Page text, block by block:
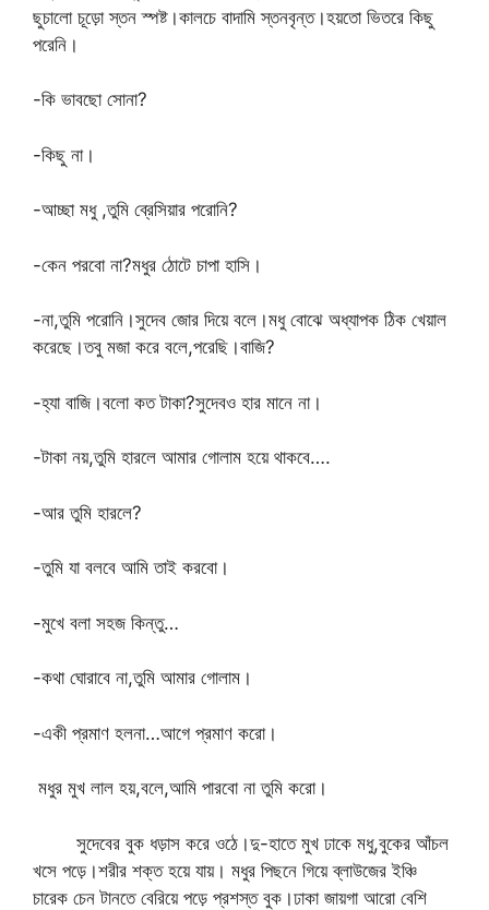
ছুচালো চূড়ো স্তন স্পষ্ট।কালচে বাদামি স্তনবৃন্ত।হয়তো ভিতরে কিছু
পরেনি।
-কি ভাবছো সোনা?
-কিছু না।
-আচ্ছা মধু ,তুমি ব্রেসিয়ার পরোনি?
-কেন পরবো না?মধুর ঠোটে চাপা হাসি।
-না,তুমি পরোনি।সুদেব জোর দিয়ে বলে।মধু বোঝে অধ্যাপক ঠিক খেয়াল
করেছে।তবু মজা করে বলে,পরেছি।বাজি?
-হ্যা বাজি।বলো কত টাকা?সুদেবও হার মানে না।
-টাকা নয়,তুমি হারলে আমার গোলাম হয়ে থাকবে….
-আর তুমি হারলে?
-তুমি যা বলবে আমি তাই করবো।
-মুখে বলা সহজ কিন্তু…
-কথা ঘোরাবে না,তুমি আমার গোলাম।
-একী প্রমাণ হলনা…আগে প্রমাণ করো।
মধুর মুখ লাল হয়,বলে,আমি পারবো না তুমি করো।
সুদেবের বুক ধড়াস করে ওঠে।দু-হাতে মুখ ঢাকে মধু,বুকের আঁচল
খসে পড়ে।শরীর শক্ত হয়ে যায়। মধুর পিছনে গিয়ে ব্লাউজের ইঞ্চি
চারেক চেন টানতে বেরিয়ে পড়ে প্রশস্ত বুক।ঢাকা জায়গা আরো বেশি